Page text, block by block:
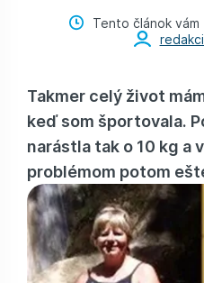
Tento článok vám
Takmer celý život
keď som športovala.
narástla tak o 10 kg a
problémom potom